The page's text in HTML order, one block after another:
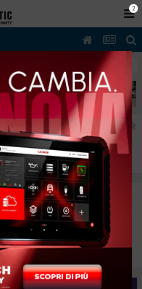
Topic
2017
collega a milano pressi via
amico con problemi all'auto. grazie
2